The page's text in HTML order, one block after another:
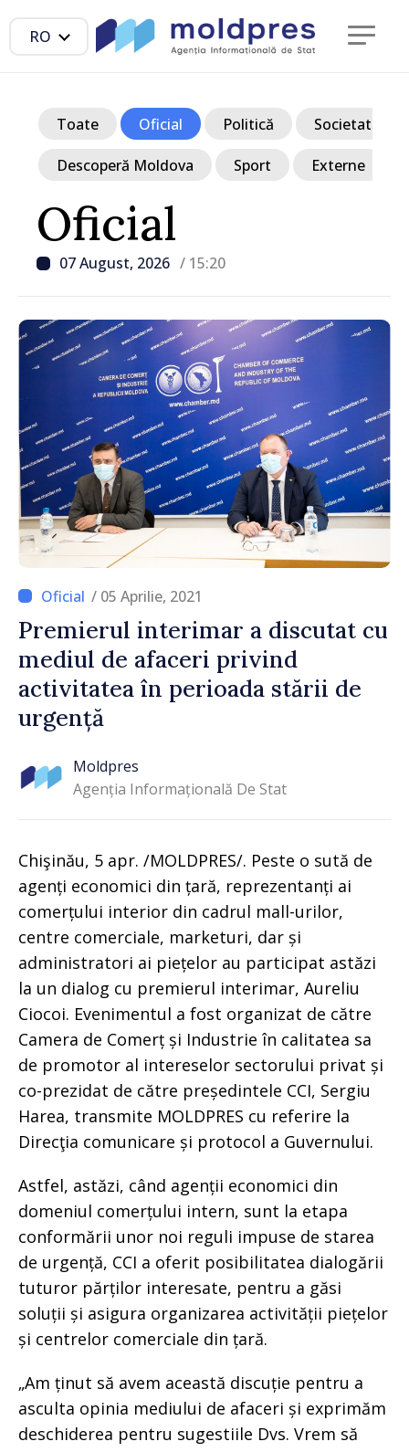
RO
Oficial
07 August, 2026 / 15:20
Toate Oficial Politică Societate
Descoperă Moldova Sport Externe
/ 05 Aprilie, 2021
Premierul interimar a discutat cu
mediul de afaceri privind
activitatea în perioada stării de
urgență
Moldpres
Agenția Informațională De Stat
Chişinău, 5 apr. /MOLDPRES/. Peste o sută de
agenți economici din țară, reprezentanți ai
comerțului interior din cadrul mall-urilor,
centre comerciale, marketuri, dar și
administratori ai piețelor au participat astăzi
la un dialog cu premierul interimar, Aureliu
Ciocoi. Evenimentul a fost organizat de către
Camera de Comerț și Industrie în calitatea sa
de promotor al intereselor sectorului privat și
co-prezidat de către președintele CCI, Sergiu
Harea, transmite MOLDPRES cu referire la
Direcţia comunicare și protocol a Guvernului.
Astfel, astăzi, când agenții economici din
domeniul comerțului intern, sunt la etapa
conformării unor noi reguli impuse de starea
de urgență, CCI a oferit posibilitatea dialogării
tuturor părților interesate, pentru a găsi
soluții și asigura organizarea activității piețelor
și centrelor comerciale din țară.
„Am ținut să avem această discuție pentru a
asculta opinia mediului de afaceri și exprimăm
deschiderea pentru sugestiile Dvs. Vrem să